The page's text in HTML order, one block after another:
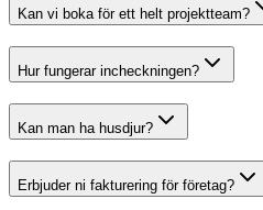
Kan vi boka för ett helt projektteam?
Hur fungerar incheckningen?
Kan man ha husdjur?
Erbjuder ni fakturering för företag?